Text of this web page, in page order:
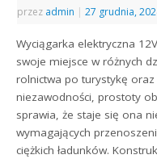
przez admin | 27 grudnia,
Wyciągarka elektryczna
swoje miejsce w różnych
rolnictwa po turystykę oraz
niezawodności, prostoty
sprawia, że staje się ona
wymagających
ciężkich ładunków.